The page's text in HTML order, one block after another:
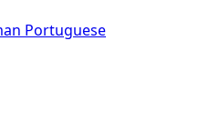
Portuguese